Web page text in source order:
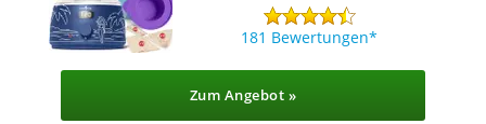
181 Bewertungen
Zum Angebot »